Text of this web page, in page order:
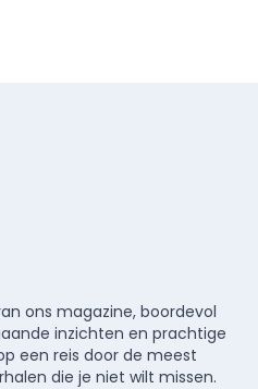
ons magazine, boordevol
inzichten en prachtige
een reis door de meest
die je niet wilt missen.